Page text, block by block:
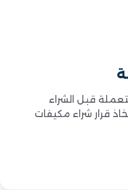
قبل الشراء
قرار شراء مكيفات